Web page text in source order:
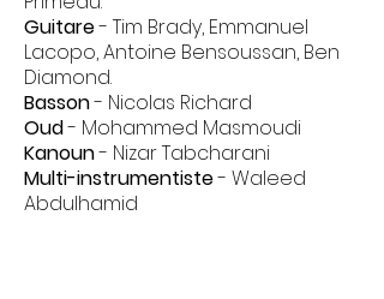
Guitare- Tim Brady, Emmanuel
Lacopo, Antoine Bensoussan, Ben
Diamond.
Basson- Nicolas Richard
Oud- Mohammed Masmoudi
Kanoun- Nizar Tabcharani
Multi-instrumentiste- Waleed
Abdulhamid